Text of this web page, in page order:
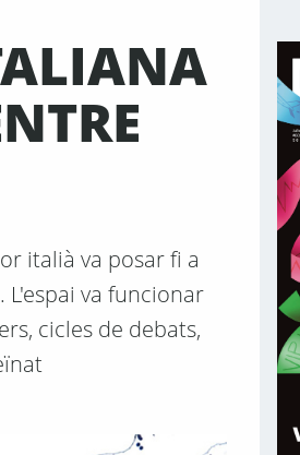
italià va posar fi a
L'espai va funcionar
cicles de debats,